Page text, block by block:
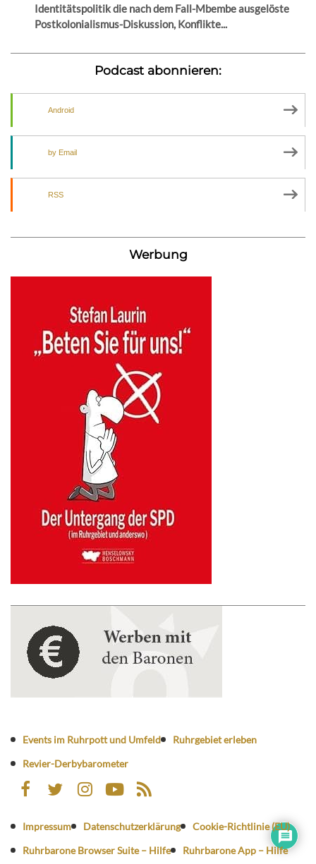
Identitätspolitik die nach dem Fall-Mbembe ausgelöste
Postkolonialismus-Diskussion, Konflikte...
Podcast abonnieren:
Android
by Email
RSS
Werbung
Events im Ruhrpott und Umfeld
Ruhrgebiet erleben
Revier-Derbybarometer
Impressum Datenschutzerklärung
Cookie-Richtlinie (EU)
Ruhrbarone Browser Suite – Hilfe
Ruhrbarone App – Hilfe